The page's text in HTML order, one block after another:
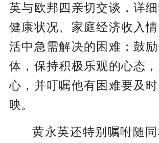
英与欧邦四亲切交谈，详
健康状况、家庭经济收入
活中急需解决的困难；鼓
体，保持积极乐观的心态
心，并叮嘱他有困难要及
映。
黄永英还特别嘱咐随